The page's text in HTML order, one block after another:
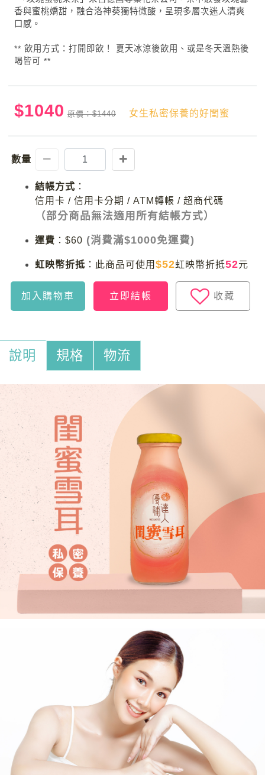
香與蜜桃嬌甜，融合洛神葵獨特微酸，呈現多層次迷人清爽
口感。
** 飲用方式：打開即飲！ 夏天冰涼後飲用、或是冬天溫熱後
喝皆可 **
$1040 原價：$1440 女生私密保養的好閨蜜
數量
結帳方式 ：
信用卡 / 信用卡分期 / ATM轉帳 / 超商代碼
（部分商品無法適用所有結帳方式）
運費 ： $60 (消費滿$1000免運費)
虹映幣折抵 ： 此商品可使用 $52虹映幣折抵52元
加入購物車 立即結帳 收藏
說明 規格 物流